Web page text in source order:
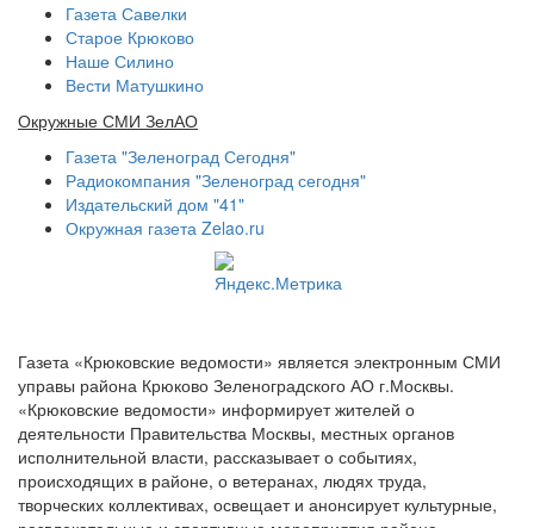
Газета Савелки
Старое Крюково
Наше Силино
Вести Матушкино
Окружные СМИ ЗелАО
Газета "Зеленоград Сегодня"
Радиокомпания "Зеленоград сегодня"
Издательский дом "41"
Окружная газета Zelao.ru
Газета «Крюковские ведомости» является электронным СМИ
управы района Крюково Зеленоградского АО г.Москвы.
«Крюковские ведомости» информирует жителей о
деятельности Правительства Москвы, местных органов
исполнительной власти, рассказывает о событиях,
происходящих в районе, о ветеранах, людях труда,
творческих коллективах, освещает и анонсирует культурные,